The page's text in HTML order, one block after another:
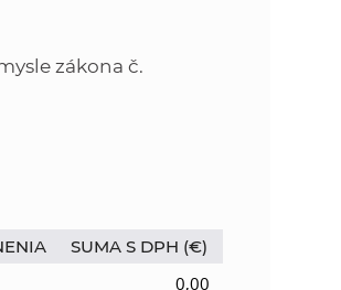
zákona č.
SUMA S DPH (€)
0,00